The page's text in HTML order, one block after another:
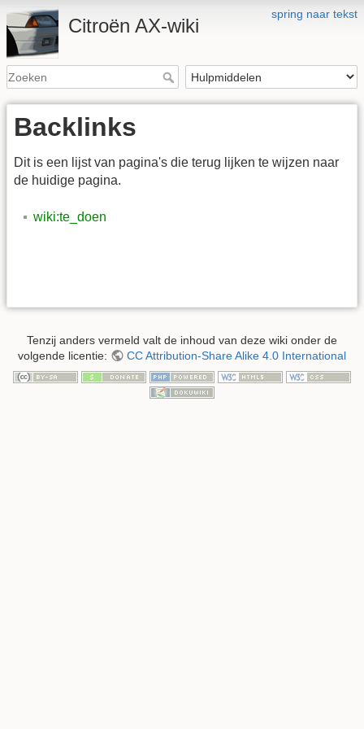
spring naar tekst
Citroën AX-wiki
Backlinks
Dit is een lijst van pagina's die terug lijken te wijzen naar
de huidige pagina.
wiki:te_doen
Tenzij anders vermeld valt de inhoud van deze wiki onder de
volgende licentie:
CC Attribution-Share Alike 4.0 International